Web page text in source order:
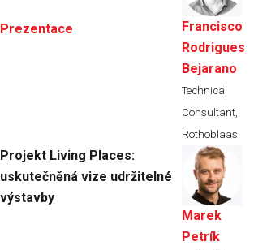
Prezentace
Francisco
Rodrigues
Bejarano
Technical
Consultant,
Rothoblaas
Projekt Living Places:
uskutečněná vize udržitelné
výstavby
Marek
Petrík